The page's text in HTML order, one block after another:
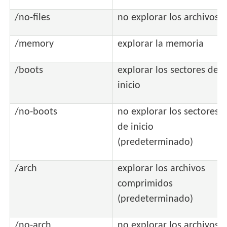
/no-files no explorar los archivos
/memory explorar la memoria
/boots
explorar los sectores de
inicio
/no-boots
no explorar los sectores
de inicio
(predeterminado)
/arch
explorar los archivos
comprimidos
(predeterminado)